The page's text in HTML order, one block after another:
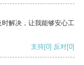
解决，让我能够安心工
支持[0] 反对[0]